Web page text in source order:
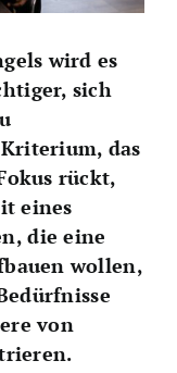
wird es
sich
das
rückt,
eines
die eine
wollen,
von